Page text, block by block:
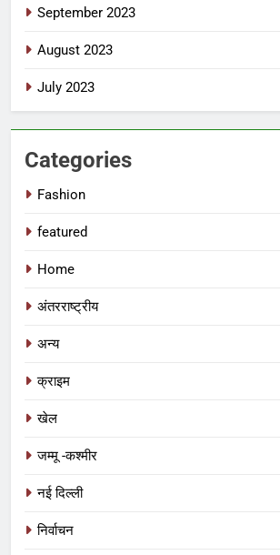
September 2023
August 2023
July 2023
Categories
Fashion
featured
Home
अंतरराष्ट्रीय
अन्य
क्राइम
खेल
जम्मू -कश्मीर
नई दिल्ली
निर्वाचन